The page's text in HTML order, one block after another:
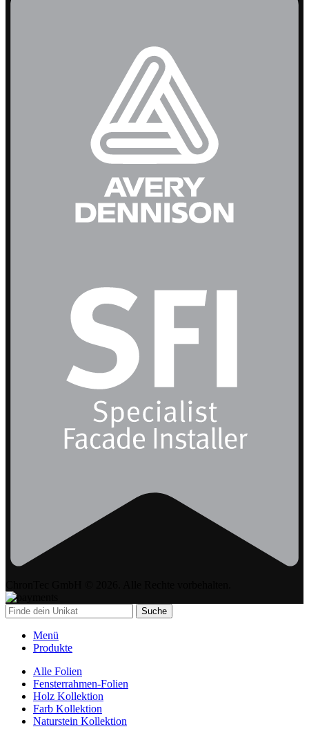
Suche
Menü
Produkte
Alle Folien
Fensterrahmen-Folien
Holz Kollektion
Farb Kollektion
Naturstein Kollektion